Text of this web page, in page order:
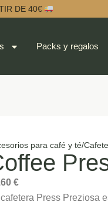
DE 40€
Packs y regalos
para café y té/
€
cafetera Press Preziosa